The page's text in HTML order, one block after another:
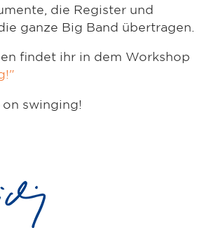
die Register und
ganze Big Band übertragen.
findet ihr in dem Workshop
swinging!